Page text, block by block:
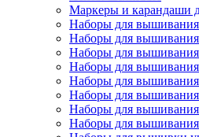
Маркеры и карандаши
Наборы для вышивания
Наборы для
Наборы для
Наборы для
Наборы для
Наборы для вышивания
Наборы для
Наборы для